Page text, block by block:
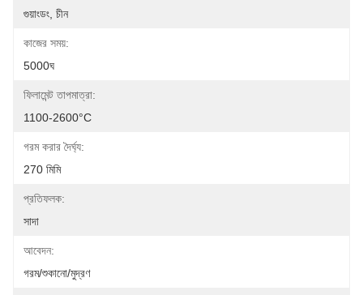
গুয়াংডং, চীন
কাজের সময়:
5000ঘ
ফিলামেন্ট তাপমাত্রা:
1100-2600°C
গরম করার দৈর্ঘ্য:
270 মিমি
প্রতিফলক:
সাদা
আবেদন:
গরম/শুকানো/মুদ্রণ